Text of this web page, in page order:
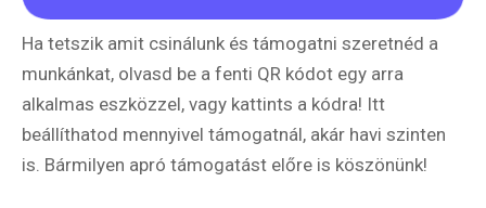
Ha tetszik amit csinálunk és támogatni szeretnéd a
munkánkat, olvasd be a fenti QR kódot egy arra
alkalmas eszközzel, vagy kattints a kódra! Itt
beállíthatod mennyivel támogatnál, akár havi szinten
is. Bármilyen apró támogatást előre is köszönünk!